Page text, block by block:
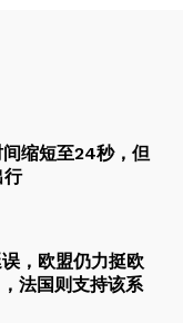
缩短至24秒，但
行
，欧盟仍力挺欧
法国则支持该系